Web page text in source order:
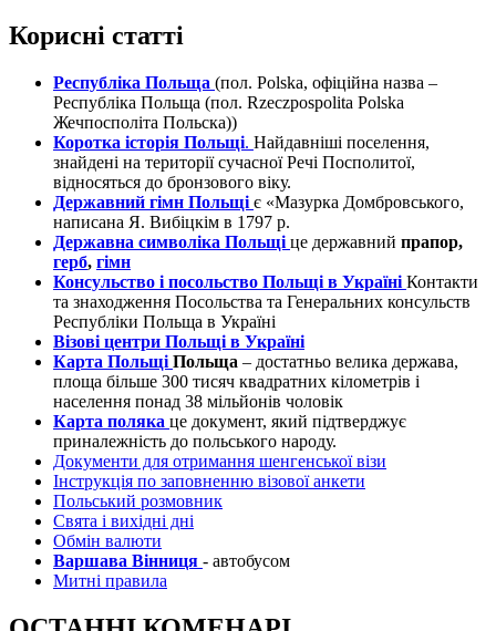
Корисні статті
Республіка Польща (пол. Polska, офіційна назва –
Республіка Польща (пол. Rzeczpospolita Polska
Жечпосполіта Польска))
Коротка історія Польщі. Найдавніші поселення,
знайдені на території сучасної Речі Посполитої,
відносяться до бронзового віку.
Державний гімн Польщі є «Мазурка Домбровського,
написана Я. Вибіцкім в 1797 р.
Державна символіка Польщі це державний прапор,
герб, гімн
Консульство і посольство Польщі в Україні Контакти
та знаходження Посольства та Генеральних консульств
Республіки Польща в Україні
Візові центри Польщі в Україні
Карта Польщі Польща – достатньо велика держава,
площа більше 300 тисяч квадратних кілометрів і
населення понад 38 мільйонів чоловік
Карта поляка це документ, який підтверджує
приналежність до польського народу.
Документи для отримання шенгенської візи
Інструкція по заповненню візової анкети
Польський розмовник
Свята і вихідні дні
Обмін валюти
Варшава Вінниця - автобусом
Митні правила